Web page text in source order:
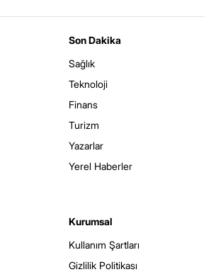
Son Dakika
Sağlık
Teknoloji
Finans
Turizm
Yazarlar
Yerel Haberler
Kurumsal
Kullanım Şartları
Gizlilik Politikası